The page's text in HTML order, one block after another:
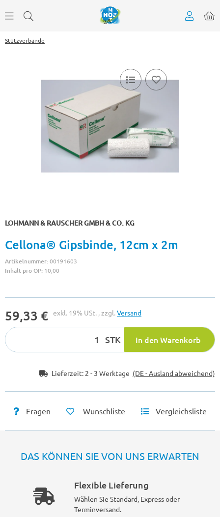
Stützverbände
LOHMANN & RAUSCHER GMBH & CO. KG
Cellona® Gipsbinde, 12cm x 2m
Artikelnummer:00191603
Inhalt pro OP: 10,00
59,33 € exkl. 19% USt. , zzgl.Versand
STK In den Warenkorb
Lieferzeit: 2 - 3 Werktage (DE - Ausland abweichend)
Fragen Wunschliste Vergleichsliste
DAS KÖNNEN SIE VON UNS ERWARTEN
Flexible Lieferung
Wählen Sie Standard, Express oder
Terminversand.